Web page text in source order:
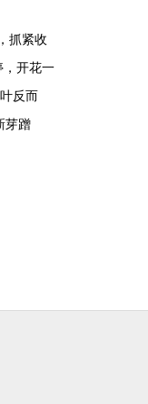
抓紧收
开花一
反而
芽蹭